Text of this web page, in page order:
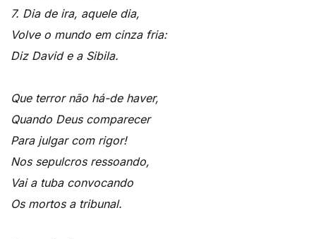
7. Dia de ira, aquele dia,
Volve o mundo em cinza fria:
Diz David e a Sibila.
Que terror não há-de haver,
Quando Deus comparecer
Para julgar com rigor!
Nos sepulcros ressoando,
Vai a tuba convocando
Os mortos a tribunal.